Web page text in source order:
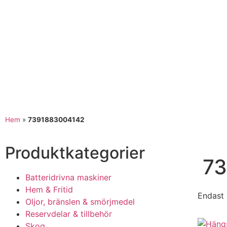
Hem » 7391883004142
Produktkategorier​
Batteridrivna maskiner
Hem & Fritid
Oljor, bränslen & smörjmedel
Reservdelar & tillbehör